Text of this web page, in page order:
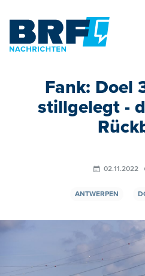
Fank: Doel
stillgelegt -
02.11.2022
ANTWERPEN